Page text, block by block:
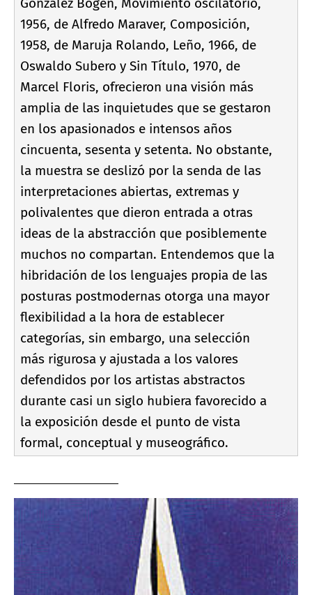
1956, de Alfredo Maraver, Composición,
1958, de Maruja Rolando, Leño, 1966, de
Oswaldo Subero y Sin Tí­tulo, 1970, de
Marcel Floris, ofrecieron una visión más
amplia de las inquietudes que se gestaron
en los apasionados e intensos años
cincuenta, sesenta y setenta. No obstante,
la muestra se deslizó por la senda de las
interpretaciones abiertas, extremas y
polivalentes que dieron entrada a otras
ideas de la abstracción que posiblemente
muchos no compartan. Entendemos que la
hibridación de los lenguajes propia de las
posturas postmodernas otorga una mayor
flexibilidad a la hora de establecer
categorí­as, sin embargo, una selección
más rigurosa y ajustada a los valores
defendidos por los artistas abstractos
durante casi un siglo hubiera favorecido a
la exposición desde el punto de vista
formal, conceptual y museográfico.